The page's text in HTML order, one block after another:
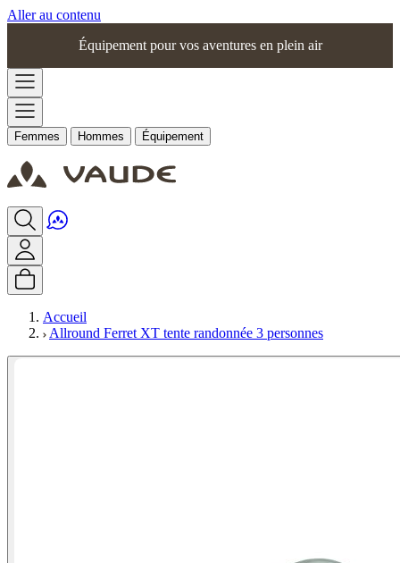
Aller au contenu
Équipement pour vos aventures en plein air
Femmes Hommes Équipement
Accueil
Allround Ferret XT tente randonnée 3 personnes